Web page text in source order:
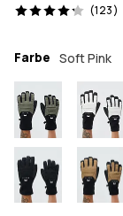
(123)
123 Reviews, 4.2/5
Farbe Soft Pink